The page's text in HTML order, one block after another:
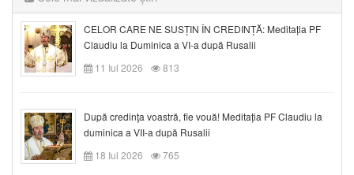
CELOR CARE NE SUSȚIN ÎN CREDINȚĂ: Meditația PF
Claudiu la Duminica a VI-a după Rusalii
11 Iul 2026
813
După credinţa voastră, fie vouă! Meditația PF Claudiu la
duminica a VII-a după Rusalii
18 Iul 2026
765